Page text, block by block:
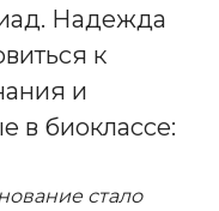
Надежда
к
и
в биоклассе:
стало